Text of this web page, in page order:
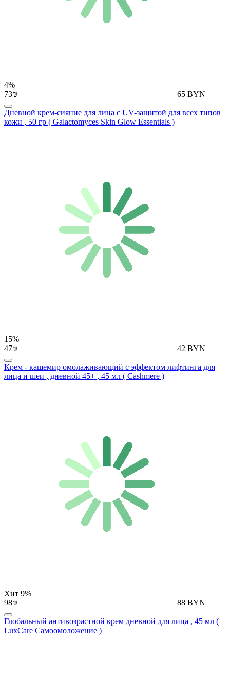
4%
73₪
65 BYN
Дневной крем-сияние для лица с UV-защитой для всех типов
кожи , 50 гр ( Galactomyces Skin Glow Essentials )
15%
47₪
42 BYN
Крем - кашемир омолаживающий с эффектом лифтинга для
лица и шеи , дневной 45+ , 45 мл ( Cashmere )
Хит 9%
98₪
88 BYN
Глобальный антивозрастной крем дневной для лица , 45 мл (
LuxCare Самоомоложение )